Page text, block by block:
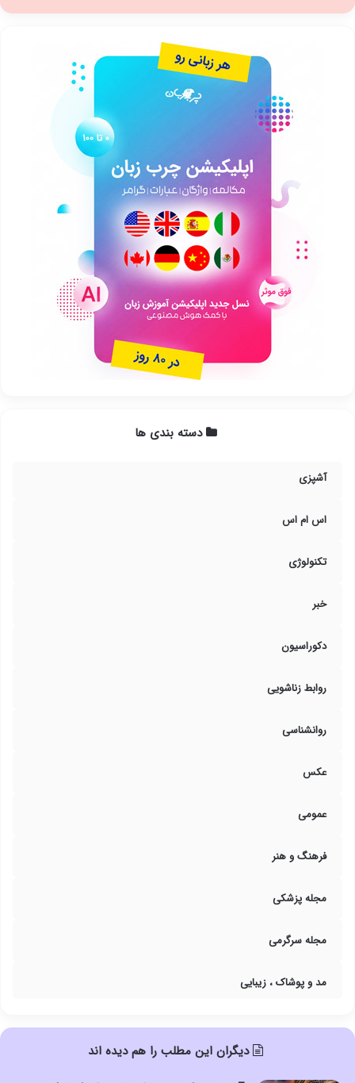
دسته بندی ها
آشپزی
اس ام اس
تکنولوژی
خبر
دکوراسیون
روابط زناشویی
روانشناسی
عکس
عمومی
فرهنگ و هنر
مجله پزشکی
مجله سرگرمی
مد و پوشاک ، زیبایی
دیگران این مطلب را هم دیده اند